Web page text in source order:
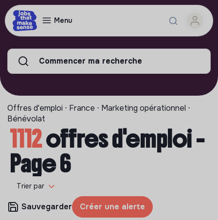
Menu
Commencer ma recherche
Offres d'emploi ⋅ France ⋅ Marketing opérationnel ⋅
Bénévolat
1112offres d'emploi -
Page 6
Trier par
Sauvegarder Créer une alerte